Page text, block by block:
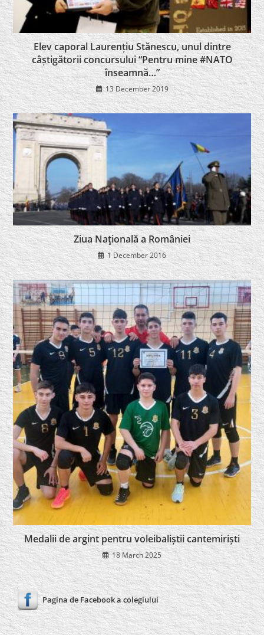
Elev caporal Laurențiu Stănescu, unul dintre
câștigătorii concursului “Pentru mine #NATO
înseamnă…”
13 December 2019
Ziua Naţională a României
1 December 2016
Medalii de argint pentru voleibaliștii cantemiriști
18 March 2025
Pagina de Facebook a colegiului